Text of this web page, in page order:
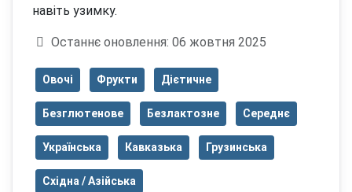
навіть узимку.
Деталі
Останнє оновлення: 06 жовтня 2025
Овочі Фрукти Дієтичне
Безглютенове Безлактозне Середнє
Українська Кавказька Грузинська
Східна / Азійська